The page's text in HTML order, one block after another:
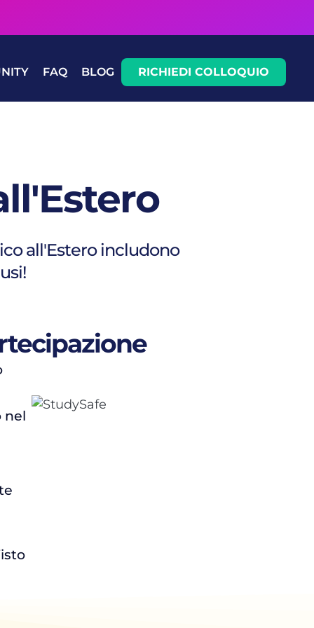
FAQ BLOG RICHIEDI COLLOQUIO
all'Estero includono
nel